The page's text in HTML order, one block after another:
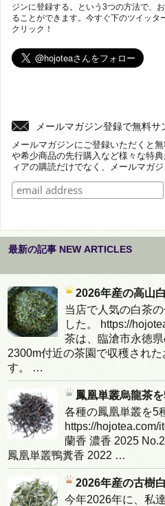
ジンに登録する。という3つの方法で、
ることができます。今すぐ下のツイッタ
クリック！
メールマガジン登録で無料サ
メールマガジンにご登録いただくと
や希少商品の先行購入など様々な特
ィアの購読だけでなく、メールマガ
最新の記事 NEW ARTICLES
2026年産の高山
当店で人気の白茶
した。 https://
茶は、臨滄市永徳
2300m付近の茶園で収穫され
す。 …
鳳凰単叢烏龍茶
各種の鳳凰単叢を5
https://
蘭香 濃香 2025
鳳凰単叢鴨糞香 2022 …
2026年産の古樹
今年2026年に、私